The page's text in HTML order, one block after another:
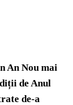
An Nou mai
de Anul
de-a